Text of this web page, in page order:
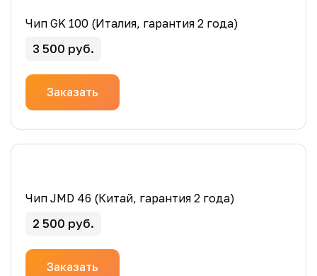
Чип GK 100 (Италия, гарантия 2 года)
3 500 руб.
Заказать
Чип JMD 46 (Китай, гарантия 2 года)
2 500 руб.
Заказать